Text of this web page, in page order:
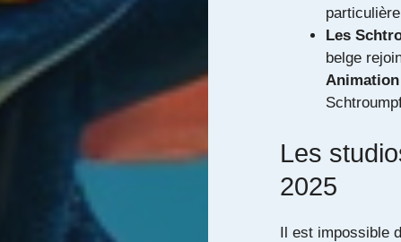
Les
belge
Animation
Les
2025
Il est impossible